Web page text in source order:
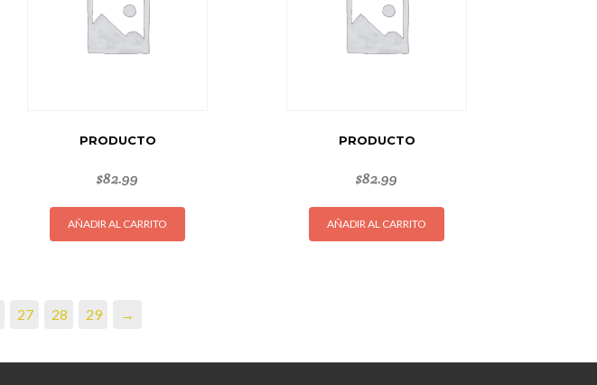
PRODUCTO
$82.99
AÑADIR AL CARRITO
PRODUCTO
$82.99
AÑADIR AL CARRITO
27 28 29 →